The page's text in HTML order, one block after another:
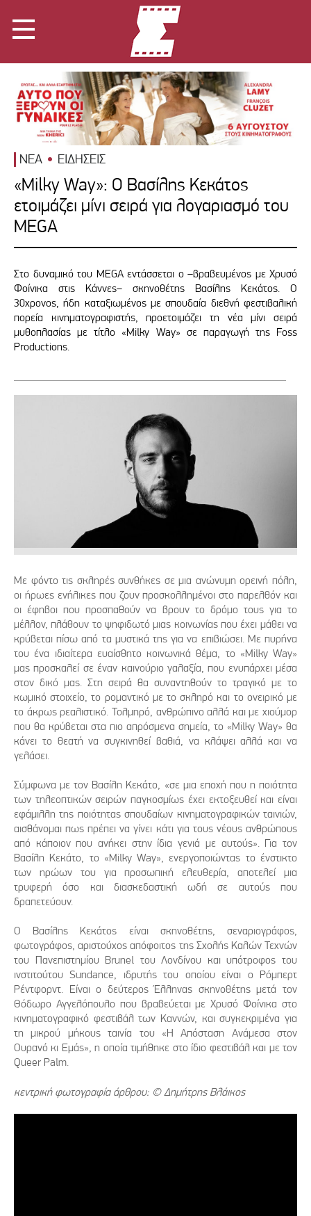
ΝΕΑ ΕΙΔΗΣΕΙΣ
«Milky Way»: Ο Βασίλης Κεκάτος
ετοιμάζει μίνι σειρά για λογαριασμό του
MEGA
Στο δυναμικό του MEGA εντάσσεται ο –βραβευμένος με Χρυσό
Φοίνικα στις Κάννες– σκηνοθέτης Βασίλης Κεκάτος. Ο
30χρονος, ήδη καταξιωμένος με σπουδαία διεθνή φεστιβαλική
πορεία κινηματογραφιστής, προετοιμάζει τη νέα μίνι σειρά
μυθοπλασίας με τίτλο «Milky Way» σε παραγωγή της Foss
Productions.
Με φόντο τις σκληρές συνθήκες σε μια ανώνυμη ορεινή πόλη,
οι ήρωες ενήλικες που ζουν προσκολλημένοι στο παρελθόν και
οι έφηβοι που προσπαθούν να βρουν το δρόμο τους για το
μέλλον, πλάθουν το ψηφιδωτό μιας κοινωνίας που έχει μάθει να
κρύβεται πίσω από τα μυστικά της για να επιβιώσει. Με πυρήνα
του ένα ιδιαίτερα ευαίσθητο κοινωνικά θέμα, το «Milky Way»
μας προσκαλεί σε έναν καινούριο γαλαξία, που ενυπάρχει μέσα
στον δικό μας. Στη σειρά θα συναντηθούν το τραγικό με το
κωμικό στοιχείο, το ρομαντικό με το σκληρό και το ονειρικό με
το άκρως ρεαλιστικό. Τολμηρό, ανθρώπινο αλλά και με χιούμορ
που θα κρύβεται στα πιο απρόσμενα σημεία, το «Milky Way» θα
κάνει το θεατή να συγκινηθεί βαθιά, να κλάψει αλλά και να
γελάσει.
Σύμφωνα με τον Βασίλη Κεκάτο, «σε μια εποχή που η ποιότητα
των τηλεοπτικών σειρών παγκοσμίως έχει εκτοξευθεί και είναι
εφάμιλλη της ποιότητας σπουδαίων κινηματογραφικών ταινιών,
αισθάνομαι πως πρέπει να γίνει κάτι για τους νέους ανθρώπους
από κάποιον που ανήκει στην ίδια γενιά με αυτούς». Για τον
Βασίλη Κεκάτο, το «Milky Way», ενεργοποιώντας το ένστικτο
των ηρώων του για προσωπική ελευθερία, αποτελεί μια
τρυφερή όσο και διασκεδαστική ωδή σε αυτούς που
δραπετεύουν.
Ο Βασίλης Κεκάτος είναι σκηνοθέτης, σεναριογράφος,
φωτογράφος, αριστούχος απόφοιτος της Σχολής Καλών Τεχνών
του Πανεπιστημίου Brunel του Λονδίνου και υπότροφος του
ινστιτούτου Sundance, ιδρυτής του οποίου είναι ο Ρόμπερτ
Ρέντφορντ. Είναι ο δεύτερος Έλληνας σκηνοθέτης μετά τον
Θόδωρο Αγγελόπουλο που βραβεύεται με Χρυσό Φοίνικα στο
κινηματογραφικό φεστιβάλ των Καννών, και συγκεκριμένα για
τη μικρού μήκους ταινία του «Η Απόσταση Ανάμεσα στον
Ουρανό κι Εμάς», η οποία τιμήθηκε στο ίδιο φεστιβάλ και με τον
Queer Palm.
κεντρική φωτογραφία άρθρου: © Δημήτρης Βλάικος